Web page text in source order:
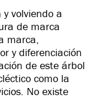
volviendo a
de marca
marca,
y diferenciación
de este árbol
como la
No existe